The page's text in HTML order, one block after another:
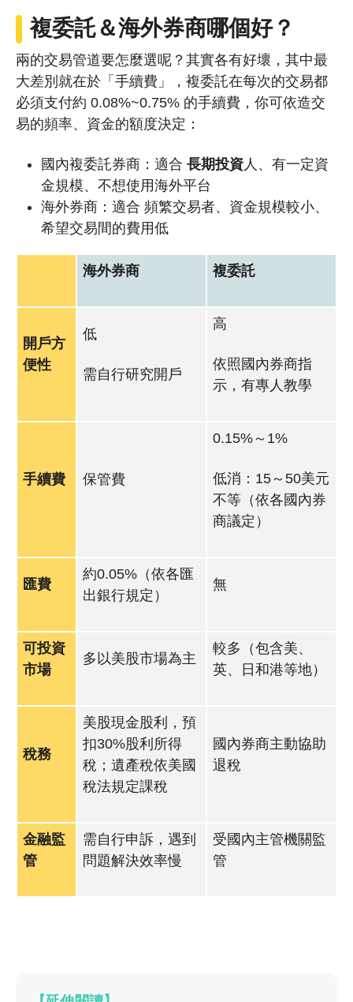
複委託＆海外券商哪個好？
兩的交易管道要怎麼選呢？其實各有好壞，其中最
大差別就在於「手續費」，複委託在每次的交易都
必須支付約 0.08%~0.75% 的手續費，你可依造交
易的頻率、資金的額度決定：
國內複委託券商：適合 長期投資人、有一定資
金規模、不想使用海外平台
海外券商：適合 頻繁交易者、資金規模較小、
希望交易間的費用低
海外券商 複委託
開戶方
便性
低
需自行研究開戶
高
依照國內券商指
示，有專人教學
手續費 保管費
0.15%～1%
低消：15～50美元
不等（依各國內券
商議定）
匯費
約0.05%（依各匯
出銀行規定）
無
可投資
市場
多以美股市場為主
較多（包含美、
英、日和港等地）
稅務
美股現金股利，預
扣30%股利所得
稅；遺產稅依美國
稅法規定課稅
國內券商主動協助
退稅
金融監
管
需自行申訴，遇到
問題解決效率慢
受國內主管機關監
管